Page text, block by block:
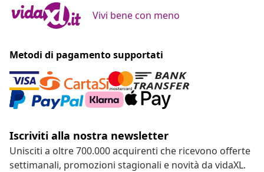
Vivi bene con meno
Metodi di pagamento supportati
Iscriviti alla nostra newsletter
Unisciti a oltre 700.000 acquirenti che ricevono offerte
settimanali, promozioni stagionali e novità da vidaXL.